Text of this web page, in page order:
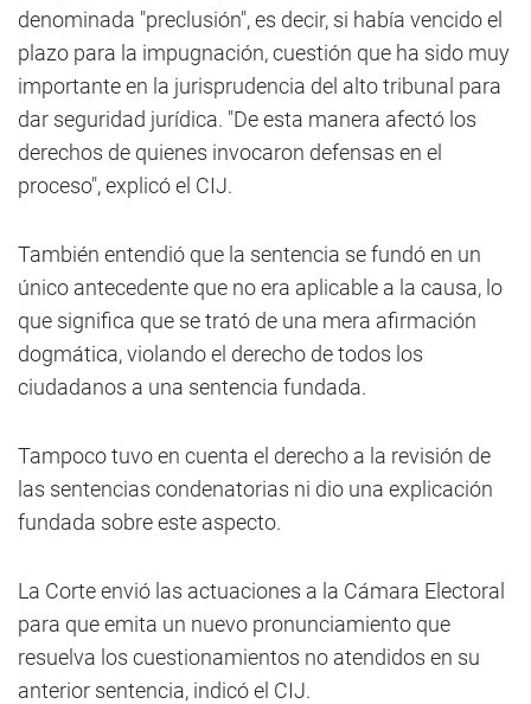
denominada "preclusión", es decir, si había vencido el
plazo para la impugnación, cuestión que ha sido muy
importante en la jurisprudencia del alto tribunal para
dar seguridad jurídica. "De esta manera afectó los
derechos de quienes invocaron defensas en el
proceso", explicó el CIJ.
También entendió que la sentencia se fundó en un
único antecedente que no era aplicable a la causa, lo
que significa que se trató de una mera afirmación
dogmática, violando el derecho de todos los
ciudadanos a una sentencia fundada.
Tampoco tuvo en cuenta el derecho a la revisión de
las sentencias condenatorias ni dio una explicación
fundada sobre este aspecto.
La Corte envió las actuaciones a la Cámara Electoral
para que emita un nuevo pronunciamiento que
resuelva los cuestionamientos no atendidos en su
anterior sentencia, indicó el CIJ.